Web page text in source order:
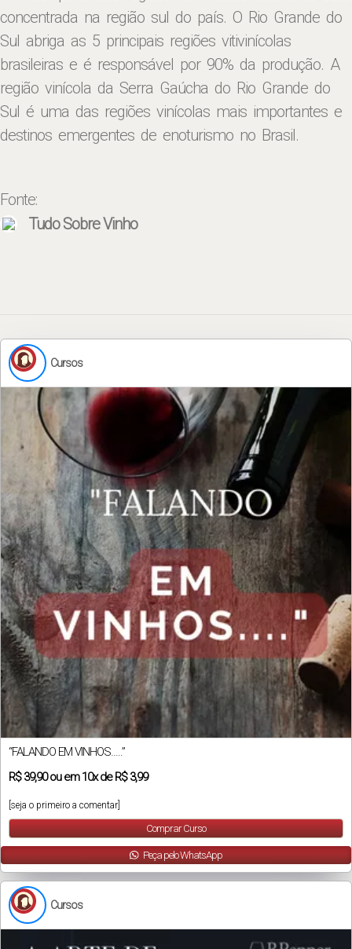
concentrada na região sul do país. O Rio Grande do
Sul abriga as 5 principais regiões vitivinícolas
brasileiras e é responsável por 90% da produção. A
região vinícola da Serra Gaúcha do Rio Grande do
Sul é uma das regiões vinícolas mais importantes e
destinos emergentes de enoturismo no Brasil.
Fonte:
Tudo Sobre Vinho
Cursos
“FALANDO EM VINHOS…..”
R$39,90ou em10xde R$ 3,99
[seja o primeiro a comentar]
Comprar Curso
Peça pelo WhatsApp
Cursos